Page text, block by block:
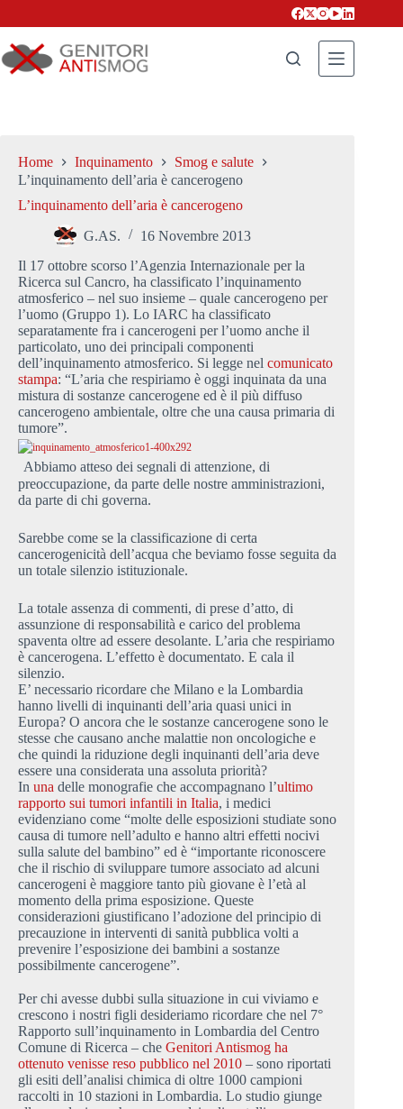
Home Inquinamento
Smog e salute
L’inquinamento dell’aria è cancerogeno
L’inquinamento dell’aria è cancerogeno
G.AS.
16 Novembre 2013
Il 17 ottobre scorso l’Agenzia Internazionale per la
Ricerca sul Cancro, ha classificato l’inquinamento
atmosferico – nel suo insieme – quale cancerogeno per
l’uomo (Gruppo 1). Lo IARC ha classificato
separatamente fra i cancerogeni per l’uomo anche il
particolato, uno dei principali componenti
dell’inquinamento atmosferico. Si legge nel comunicato
stampa: “L’aria che respiriamo è oggi inquinata da una
mistura di sostanze cancerogene ed è il più diffuso
cancerogeno ambientale, oltre che una causa primaria di
tumore”.
Abbiamo atteso dei segnali di attenzione, di
preoccupazione, da parte delle nostre amministrazioni,
da parte di chi governa.
Sarebbe come se la classificazione di certa
cancerogenicità dell’acqua che beviamo fosse seguita da
un totale silenzio istituzionale.
La totale assenza di commenti, di prese d’atto, di
assunzione di responsabilità e carico del problema
spaventa oltre ad essere desolante. L’aria che respiriamo
è cancerogena. L’effetto è documentato. E cala il
silenzio.
E’ necessario ricordare che Milano e la Lombardia
hanno livelli di inquinanti dell’aria quasi unici in
Europa? O ancora che le sostanze cancerogene sono le
stesse che causano anche malattie non oncologiche e
che quindi la riduzione degli inquinanti dell’aria deve
essere una considerata una assoluta priorità?
In una delle monografie che accompagnano l’ultimo
rapporto sui tumori infantili in Italia, i medici
evidenziano come “molte delle esposizioni studiate sono
causa di tumore nell’adulto e hanno altri effetti nocivi
sulla salute del bambino” ed è “importante riconoscere
che il rischio di sviluppare tumore associato ad alcuni
cancerogeni è maggiore tanto più giovane è l’età al
momento della prima esposizione. Queste
considerazioni giustificano l’adozione del principio di
precauzione in interventi di sanità pubblica volti a
prevenire l’esposizione dei bambini a sostanze
possibilmente cancerogene”.
Per chi avesse dubbi sulla situazione in cui viviamo e
crescono i nostri figli desideriamo ricordare che nel 7°
Rapporto sull’inquinamento in Lombardia del Centro
Comune di Ricerca – che Genitori Antismog ha
ottenuto venisse reso pubblico nel 2010 – sono riportati
gli esiti dell’analisi chimica di oltre 1000 campioni
raccolti in 10 stazioni in Lombardia. Lo studio giunge